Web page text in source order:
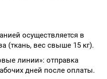
осуществляется в
(ткань, вес свыше 15 кг).
линии»: отправка
дней после оплаты.